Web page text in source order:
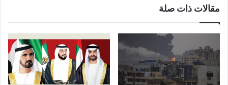
مقالات ذات صلة